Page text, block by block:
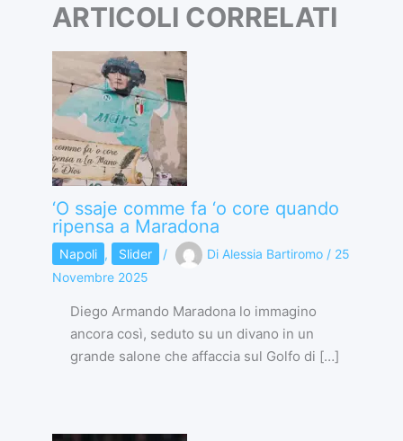
ARTICOLI CORRELATI
‘O ssaje comme fa ‘o core quando
ripensa a Maradona
Napoli , Slider / Di Alessia Bartiromo / 25
Novembre 2025
Diego Armando Maradona lo immagino
ancora così, seduto su un divano in un
grande salone che affaccia sul Golfo di […]